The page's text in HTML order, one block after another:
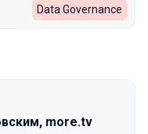
Data Governance
more.tv